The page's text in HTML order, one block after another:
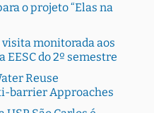
o projeto “Elas na
monitorada aos
EESC do 2º semestre
Reuse
barrier Approaches